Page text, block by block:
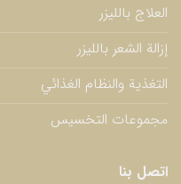
العلاج بالليزر
إزالة الشعر بالليزر
التغذية والنظام الغذائي
مجموعات التخسيس
اتصل بنا